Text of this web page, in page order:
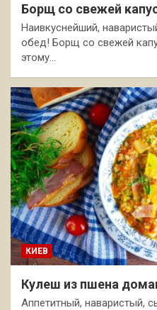
Борщ со свежей
Наивкуснейший,
обед! Борщ со свежей
этому…
КИЕВ
Кулеш из пшена
Аппетитный, наваристый,